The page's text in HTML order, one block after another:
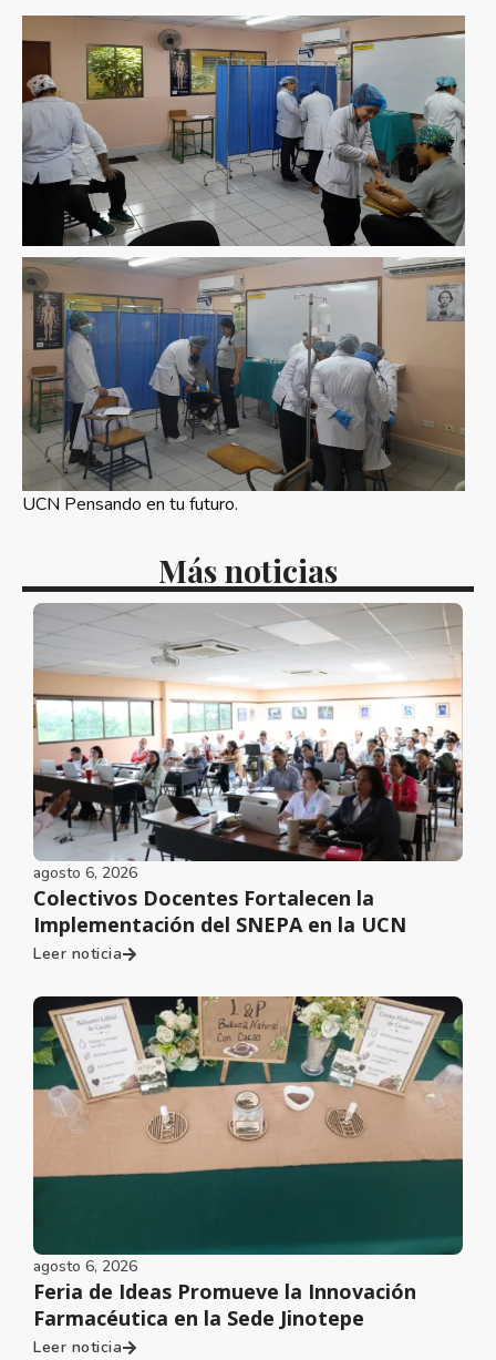
UCN Pensando en tu futuro.
Más noticias
agosto 6, 2026
Colectivos Docentes Fortalecen la
Implementación del SNEPA en la UCN
Leer noticia
agosto 6, 2026
Feria de Ideas Promueve la Innovación
Farmacéutica en la Sede Jinotepe
Leer noticia